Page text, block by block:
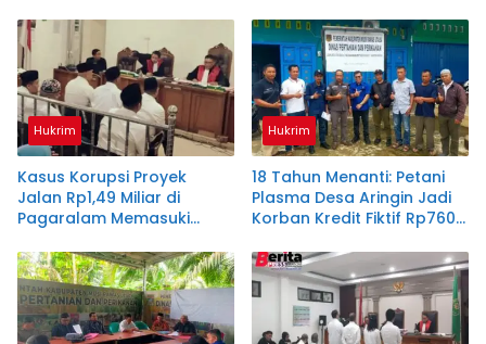
Hukrim
Kasus Korupsi Proyek
Jalan Rp1,49 Miliar di
Pagaralam Memasuki
Terdakwa Dituntut 2,5
Tahun Penjara
Hukrim
18 Tahun Menanti: Petani
Plasma Desa Aringin Jadi
Korban Kredit Fiktif Rp760